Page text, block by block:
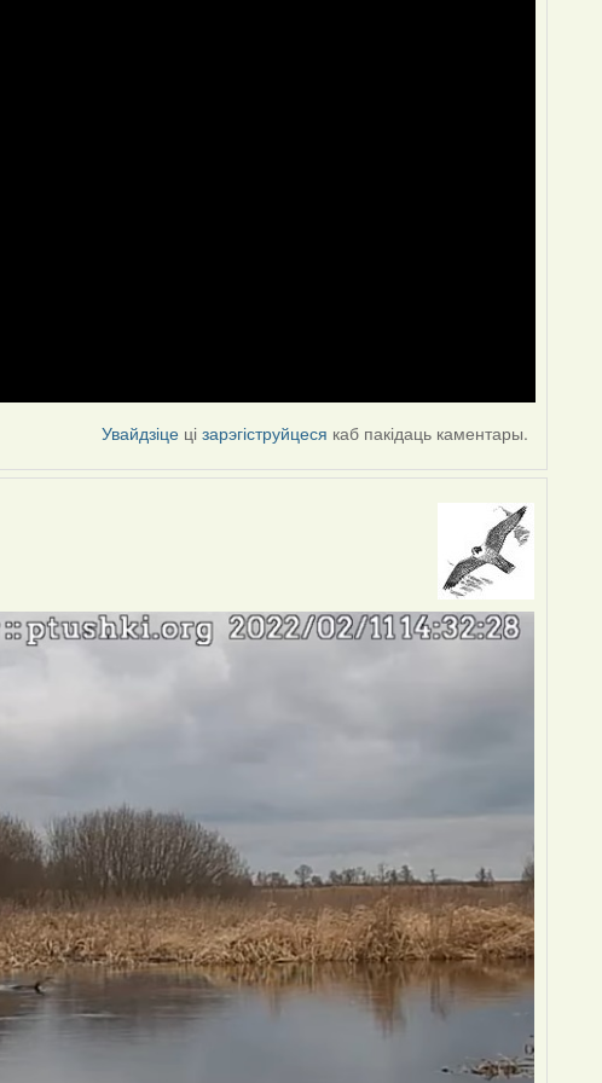
Увайдзіце цізарэгіструйцеся каб пакідаць каментары.